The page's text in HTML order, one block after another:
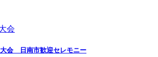
会 日南市歓迎セレモニー